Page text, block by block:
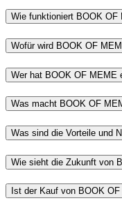
Wie funktioniert BOOK OF
Wofür wird BOOK OF
Wer hat BOOK OF MEME
Was macht BOOK OF
Was sind die Vorteile und
Wie sieht die Zukunft von
Ist der Kauf von BOOK